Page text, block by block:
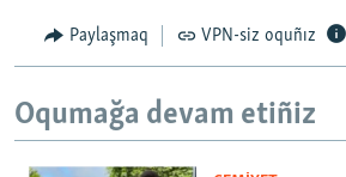
Paylaşmaq VPN-siz oquñız
Oqumağa devam etiñiz